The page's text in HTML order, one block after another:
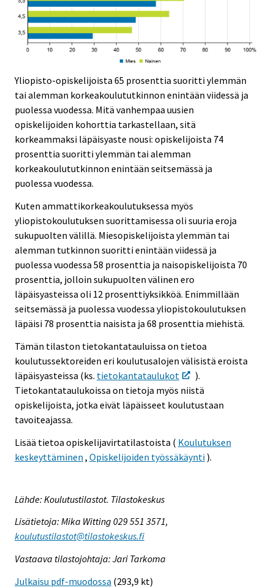
Yliopisto-opiskelijoista 65 prosenttia suoritti ylemmän
tai alemman korkeakoulututkinnon enintään viidessä ja
puolessa vuodessa. Mitä vanhempaa uusien
opiskelijoiden kohorttia tarkastellaan, sitä
korkeammaksi läpäisyaste nousi: opiskelijoista 74
prosenttia suoritti ylemmän tai alemman
korkeakoulututkinnon enintään seitsemässä ja
puolessa vuodessa.
Kuten ammattikorkeakoulutuksessa myös
yliopistokoulutuksen suorittamisessa oli suuria eroja
sukupuolten välillä. Miesopiskelijoista ylemmän tai
alemman tutkinnon suoritti enintään viidessä ja
puolessa vuodessa 58 prosenttia ja naisopiskelijoista 70
prosenttia, jolloin sukupuolten välinen ero
läpäisyasteissa oli 12 prosenttiyksikköä. Enimmillään
seitsemässä ja puolessa vuodessa yliopistokoulutuksen
läpäisi 78 prosenttia naisista ja 68 prosenttia miehistä.
Tämän tilaston tietokantatauluissa on tietoa
koulutussektoreiden eri koulutusalojen välisistä eroista
läpäisyasteissa (ks. tietokantataulukot
).
Tietokantataulukoissa on tietoja myös niistä
opiskelijoista, jotka eivät läpäisseet koulutustaan
tavoiteajassa.
Lisää tietoa opiskelijavirtatilastoista ( Koulutuksen
keskeyttäminen , Opiskelijoiden työssäkäynti ).
Lähde: Koulutustilastot. Tilastokeskus
Lisätietoja: Mika Witting 029 551 3571,
koulutustilastot@tilastokeskus.fi
Vastaava tilastojohtaja: Jari Tarkoma
Julkaisu pdf-muodossa (293,9 kt)